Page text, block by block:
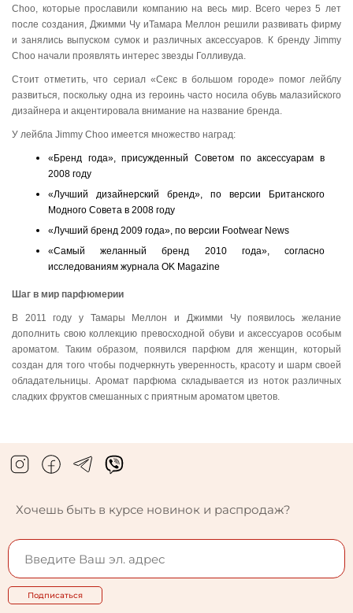
Choo, которые прославили компанию на весь мир. Всего через 5 лет
после создания, Джимми Чу иТамара Меллон решили развивать фирму
и занялись выпуском сумок и различных аксессуаров. К бренду Jimmy
Choo начали проявлять интерес звезды Голливуда.
Стоит отметить, что сериал «Секс в большом городе» помог лейблу
развиться, поскольку одна из героинь часто носила обувь малазийского
дизайнера и акцентировала внимание на название бренда.
У лейбла Jimmy Choo имеется множество наград:
«Бренд года», присужденный Советом по аксессуарам в
2008 году
«Лучший дизайнерский бренд», по версии Британского
Модного Совета в 2008 году
«Лучший бренд 2009 года», по версии Footwear News
«Самый желанный бренд 2010 года», согласно
исследованиям журнала OK Magazine
Шаг в мир парфюмерии
В 2011 году у Тамары Меллон и Джимми Чу появилось желание
дополнить свою коллекцию превосходной обуви и аксессуаров особым
ароматом. Таким образом, появился парфюм для женщин, который
создан для того чтобы подчеркнуть уверенность, красоту и шарм своей
обладательницы. Аромат парфюма складывается из ноток различных
сладких фруктов смешанных с приятным ароматом цветов.
Хочешь быть в курсе новинок и распродаж?
Подписаться